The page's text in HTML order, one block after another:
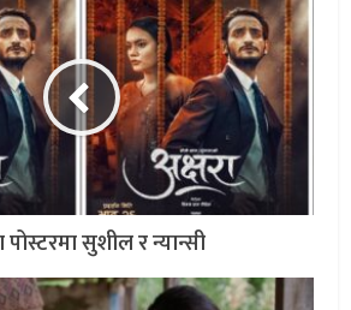
पोस्टरमा सुशील र न्यान्सी